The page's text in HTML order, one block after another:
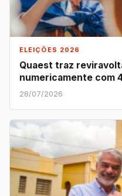
ELEIÇÕES 2026
Quaest traz
numericamente com
28/07/2026